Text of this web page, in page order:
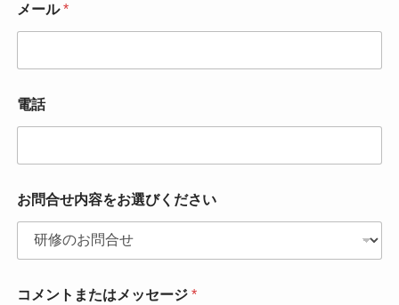
メール*
電話
お問合せ内容をお選びください
コメントまたはメッセージ *